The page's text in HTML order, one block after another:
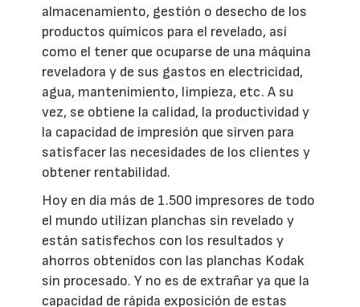
almacenamiento, gestión o desecho de los
productos químicos para el revelado, así
como el tener que ocuparse de una máquina
reveladora y de sus gastos en electricidad,
agua, mantenimiento, limpieza, etc. A su
vez, se obtiene la calidad, la productividad y
la capacidad de impresión que sirven para
satisfacer las necesidades de los clientes y
obtener rentabilidad.
Hoy en día más de 1.500 impresores de todo
el mundo utilizan planchas sin revelado y
están satisfechos con los resultados y
ahorros obtenidos con las planchas Kodak
sin procesado. Y no es de extrañar ya que la
capacidad de rápida exposición de estas